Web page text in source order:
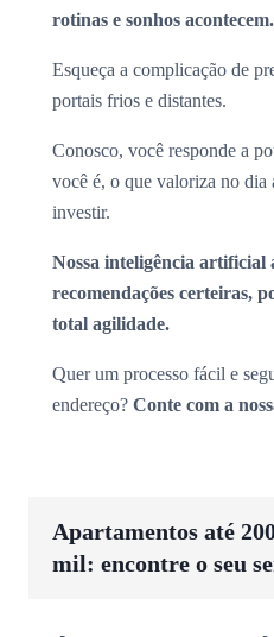
rotinas e sonhos acontecem.
Esqueça a complicação de
portais frios e distantes.
Conosco, você responde a
você é, o que valoriza no dia
investir.
Nossa inteligência artificial
recomendações certeiras,
total agilidade.
Quer um processo fácil e
endereço? Conte com a
Apartamentos até
mil: encontre o seu